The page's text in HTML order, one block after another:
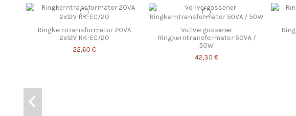
Ringkerntransformator 20VA
2x12V RK-EC/20
22,60 €
Vollvergossener
Ringkerntransformator 50VA /
50W
42,30 €